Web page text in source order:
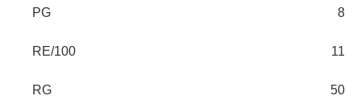
PG 8
RE/100 11
RG 50